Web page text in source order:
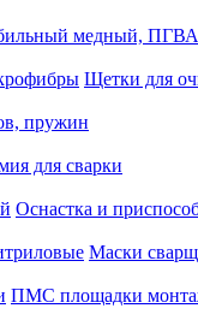
медный, ПГВА
Щетки для
пружин
для сварки
Оснастка и
Маски
ПМС площадки